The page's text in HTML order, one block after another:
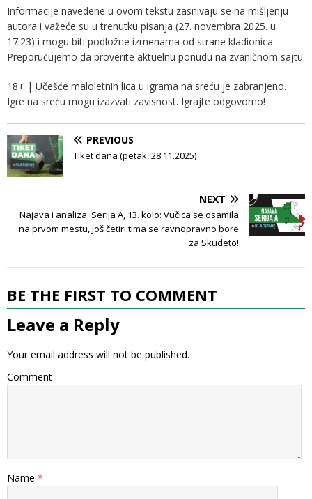
Informacije navedene u ovom tekstu zasnivaju se na mišljenju
autora i važeće su u trenutku pisanja (27. novembra 2025. u
17:23) i mogu biti podložne izmenama od strane kladionica.
Preporučujemo da proverite aktuelnu ponudu na zvaničnom sajtu.
18+ | Učešće maloletnih lica u igrama na sreću je zabranjeno.
Igre na sreću mogu izazvati zavisnost. Igrajte odgovorno!
PREVIOUS
Tiket dana (petak, 28.11.2025)
NEXT
Najava i analiza: Serija A, 13. kolo: Vučica se osamila
na prvom mestu, još četiri tima se ravnopravno bore
za Skudeto!
BE THE FIRST TO COMMENT
Leave a Reply
Your email address will not be published.
Comment
Name *